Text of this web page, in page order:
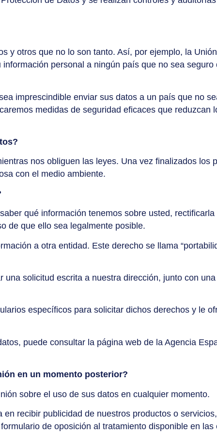
y otros que no lo son tanto. Así, por ejemplo, la
personal a ningún país que no sea
imprescindible enviar sus datos a un país que no
medidas de seguridad eficaces que reduzcan
nos obliguen las leyes. Una vez finalizados los
con el medio ambiente.
qué información tenemos sobre usted,
de que ello sea legalmente posible.
a otra entidad. Este derecho se llama
solicitud escrita a nuestra dirección, junto con
específicos para solicitar dichos derechos y le
puede consultar la página web de la Agencia
en un momento posterior?
sobre el uso de sus datos en cualquier momento.
recibir publicidad de nuestros productos o
de oposición al tratamiento disponible en